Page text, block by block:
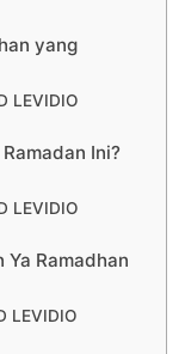
yang
LEVIDIO
Ini?
LEVIDIO
Ramadhan
LEVIDIO